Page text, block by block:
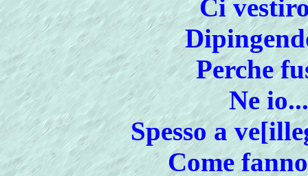
Ci
Perche
Ne
Spesso a
Come